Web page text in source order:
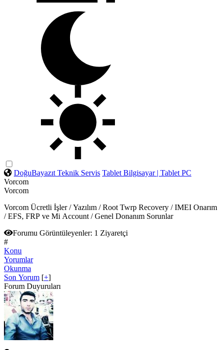
DoğuBayazıt Teknik Servis Tablet Bilgisayar | Tablet PC
Vorcom
Vorcom
Vorcom Ücretli İşler / Yazılım / Root Twrp Recovery / IMEI Onarım
/ EFS, FRP ve Mi Account / Genel Donanım Sorunlar
Forumu Görüntüleyenler: 1 Ziyaretçi
#
Konu
Yorumlar
Okunma
Son Yorum [+]
Forum Duyuruları